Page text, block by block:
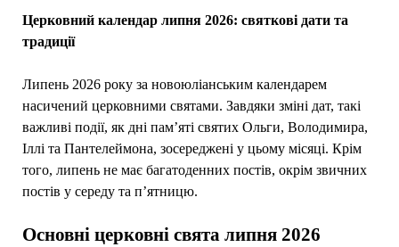
Церковний календар липня 2026: святкові дати та
традиції
Липень 2026 року за новоюліанським календарем
насичений церковними святами. Завдяки зміні дат, такі
важливі події, як дні пам’яті святих Ольги, Володимира,
Іллі та Пантелеймона, зосереджені у цьому місяці. Крім
того, липень не має багатоденних постів, окрім звичних
постів у середу та п’ятницю.
Основні церковні свята липня 2026